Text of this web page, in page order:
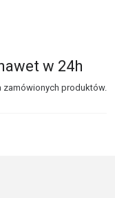
w 24h
zamówionych produktów.